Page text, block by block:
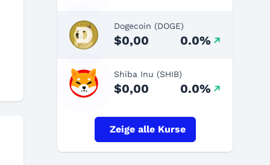
Dogecoin (DOGE)
$0,00 0.0%
Shiba Inu (SHIB)
$0,00 0.0%
Zeige alle Kurse